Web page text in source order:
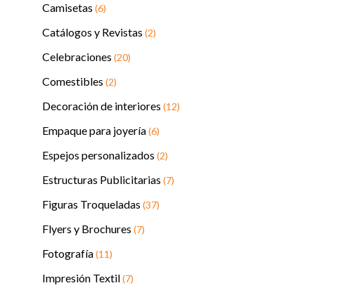
Camisetas (6)
Catálogos y Revistas (2)
Celebraciones (20)
Comestibles (2)
Decoración de interiores (12)
Empaque para joyería(6)
Espejos personalizados (2)
Estructuras Publicitarias (7)
Figuras Troqueladas (37)
Flyers y Brochures (7)
Fotografía(11)
Impresión Textil(7)